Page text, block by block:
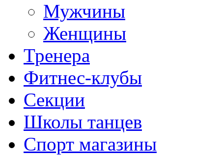
Мужчины
Женщины
Тренера
Фитнес-клубы
Секции
Школы танцев
Спорт магазины